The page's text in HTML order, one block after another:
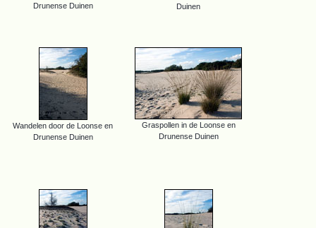
Drunense Duinen
Duinen
Wandelen door de Loonse en
Drunense Duinen
Graspollen in de Loonse en
Drunense Duinen